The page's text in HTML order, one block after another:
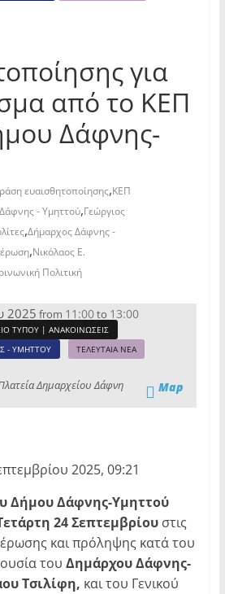
για
από το ΚΕΠ
Δάφνης-
ευαισθητοποίησης,ΚΕΠ
- Υμηττού,Γεώργιος
,Δήμαρχος Δάφνης -
,Νικόλαος Ε.
Πολιτική
2025 from 11:00to 13:00
ΤΥΠΟΥ | ΑΝΑΚΟΙΝΩΣΕΙΣ
- ΥΜΗΤΤΟΥ
ΤΕΛΕΥΤΑΙΑ ΝΕΑ
Δημαρχείου Δάφνη Map
2025, 09:21
Δήμου Δάφνης-Υμηττού
24 Σεπτεμβρίουστις
και πρόληψης κατά του
του Δημάρχου Δάφνης-
Τσιλίφη, και του Γενικού